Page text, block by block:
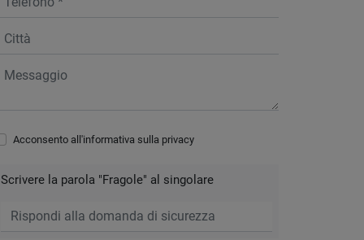
Acconsento all'informativa sulla privacy
Scrivere la parola "Fragole" al singolare